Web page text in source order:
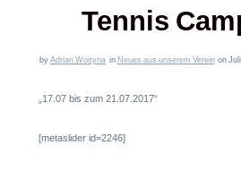
Tennis
byAdrian Woityna inNeues aus unserem Verein on
„17.07 bis zum 21.07.2017“
[metaslider id=2246]